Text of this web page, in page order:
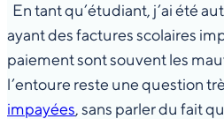
En tant qu’étudiant, j’ai été
ayant des factures scolaires
paiement sont souvent les
l’entoure reste une question
impayées, sans parler du fait